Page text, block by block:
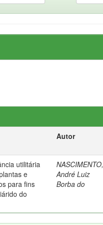
Autor
utilitária
e
para fins
do
NASCIMENTO,
André Luiz
Borba do